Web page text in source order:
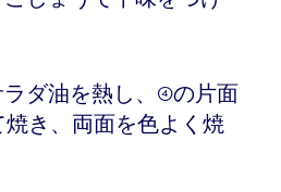
ダ油を熱し、④の片面
き、両面を色よく焼